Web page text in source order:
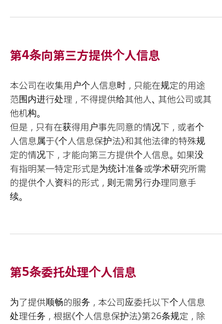
第4条向第三方提供个人信息
本公司在收集用户个人信息时，只能在规定的用途
范围内进行处理，不得提供给其他人、其他公司或其
他机构。
但是，只有在获得用户事先同意的情况下，或者个
人信息属于《个人信息保护法》和其他法律的特殊规
定的情况下，才能向第三方提供个人信息。如果没
有指明某一特定形式是为统计准备或学术研究所需
的提供个人资料的形式，则无需另行办理同意手
续。
第5条委托处理个人信息
为了提供顺畅的服务，本公司应委托以下个人信息
处理任务，根据《个人信息保护法》第26条规定，除